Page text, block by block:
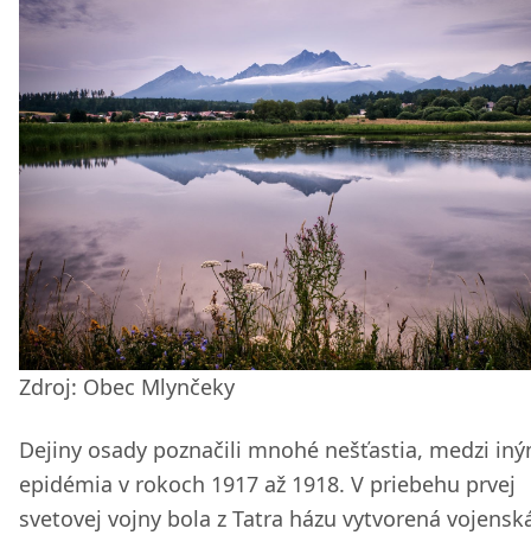
Zdroj: Obec Mlynčeky
Dejiny osady poznačili mnohé nešťastia, medzi
epidémia v rokoch 1917 až 1918. V priebehu prvej
svetovej vojny bola z Tatra házu vytvorená